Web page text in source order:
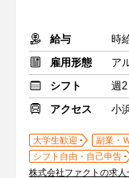
給与
時
雇用形態
ア
シフト
週
アクセス
小
大学生歓迎 副業・
シフト自由・自己申告
株式会社ファクトの求人